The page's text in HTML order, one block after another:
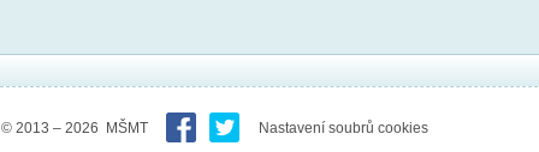
© 2013 – 2026 MŠMT Nastavení soubrů cookies